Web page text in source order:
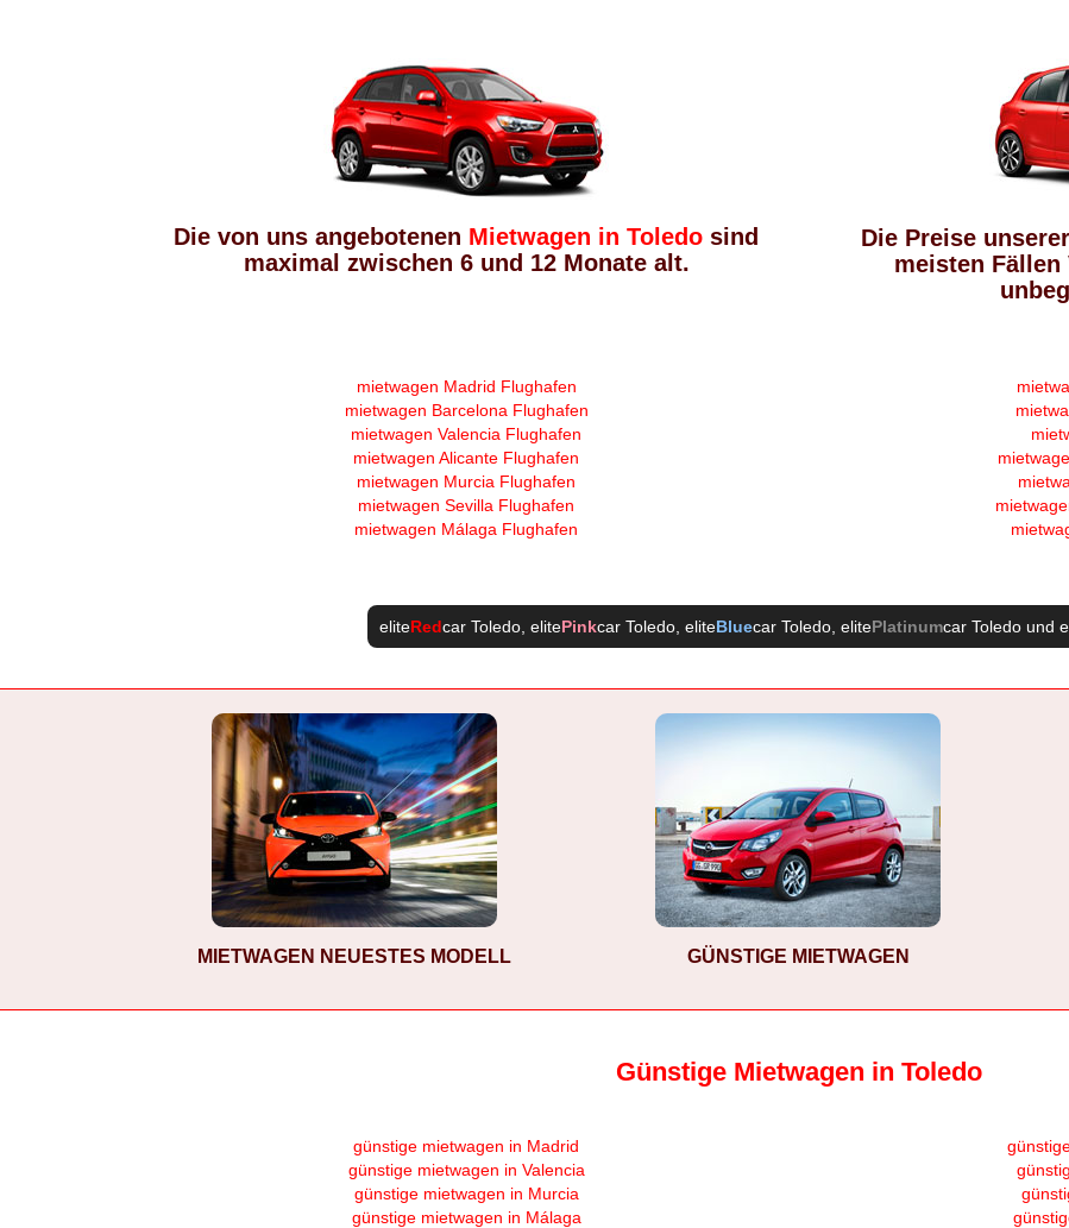
Die von uns angebotenen Mietwagen in Toledo sind
maximal zwischen 6 und 12 Monate alt.
Die Preise
meisten Fällen
mietwagen Madrid Flughafen
mietwagen Barcelona Flughafen
mietwagen Valencia Flughafen
mietwagen Alicante Flughafen
mietwagen Murcia Flughafen
mietwagen Sevilla Flughafen
mietwagen Málaga Flughafen
eliteRedcar Toledo , elitePinkcar Toledo , eliteBluecar Toledo , elitePlatinumcar Toledo und
MIETWAGEN NEUESTES MODELL GÜNSTIGE MIETWAGEN
Günstige Mietwagen in Toledo
günstige mietwagen in Madrid
günstige mietwagen in Valencia
günstige mietwagen in Murcia
günstige mietwagen in Málaga